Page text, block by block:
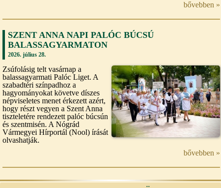
bővebben »
SZENT ANNA NAPI PALÓC BÚCSÚ
BALASSAGYARMATON
2026. július 28.
Zsúfolásig telt vasárnap a
balassagyarmati Palóc Liget. A
szabadtéri színpadhoz a
hagyományokat követve díszes
népviseletes menet érkezett azért,
hogy részt vegyen a Szent Anna
tiszteletére rendezett palóc búcsún
és szentmisén. A Nógrád
Vármegyei Hírportál (Nool) írását
olvashatják.
bővebben »